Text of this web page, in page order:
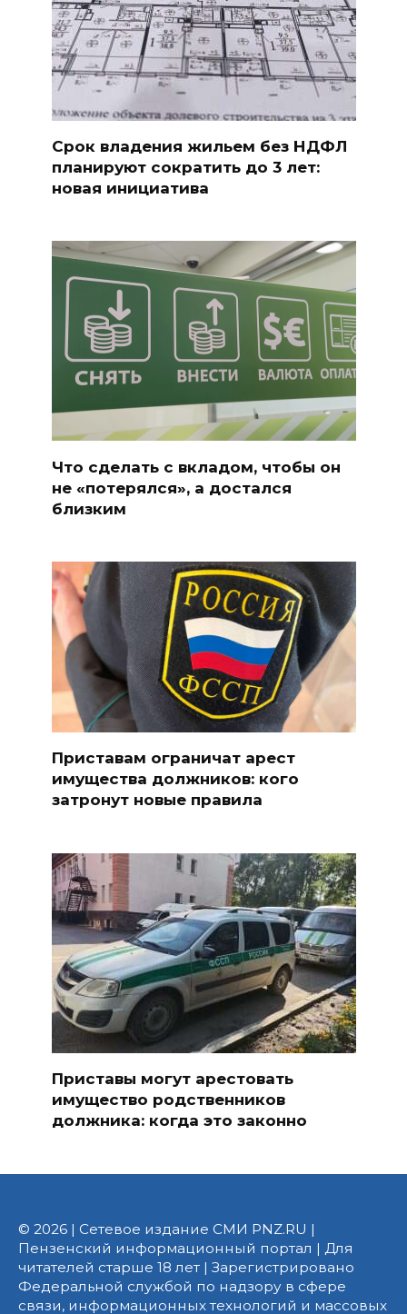
Срок владения жильем без НДФЛ
планируют сократить до 3 лет:
новая инициатива
Что сделать с вкладом, чтобы он
не «потерялся», а достался
близким
Приставам ограничат арест
имущества должников: кого
затронут новые правила
Приставы могут арестовать
имущество родственников
должника: когда это законно
© 2026 | Сетевое издание СМИ PNZ.RU |
Пензенский информационный портал | Для
читателей старше 18 лет | Зарегистрировано
Федеральной службой по надзору в сфере
связи, информационных технологий и массовых